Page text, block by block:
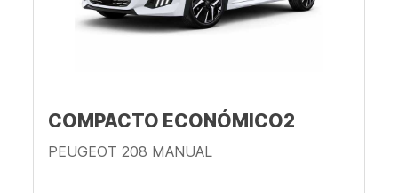
COMPACTO ECONÓMICO2
PEUGEOT 208 MANUAL